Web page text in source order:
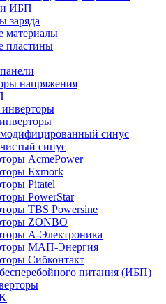
и ИБП
заряда
материалы
пластины
напряжения
синус
синус
AcmePower
Exmork
Pitatel
PowerStar
TBS Powersine
ZONBO
А-Электроника
МАП-Энергия
Сибконтакт
питания (ИБП)